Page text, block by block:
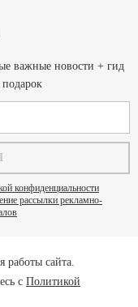
важные новости + гид
конфиденциальности
рассылки рекламно-
сайта.
с Политикой